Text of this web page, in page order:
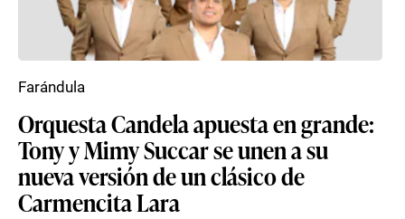
Orquesta Candela apuesta en grande:
Tony y Mimy Succar se unen a su
nueva versión de un clásico de
Carmencita Lara
Farándula